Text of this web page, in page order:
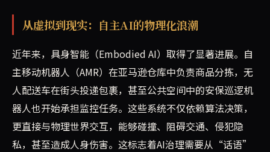
从虚拟到现实：自主AI的物理化浪潮
近年来，具身智能（Embodied AI）取得了显著进展。自
主移动机器人（AMR）在亚马逊仓库中负责商品分拣，无
人配送车在街头投递包裹，甚至公共空间中的安保巡逻机
器人也开始承担监控任务。这些系统不仅依赖算法决策，
更直接与物理世界交互，能够碰撞、阻碍交通、侵犯隐
私，甚至造成人身伤害。这标志着AI治理需要从“话语”